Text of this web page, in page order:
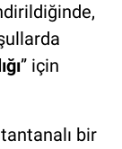
” için
tantanalı bir